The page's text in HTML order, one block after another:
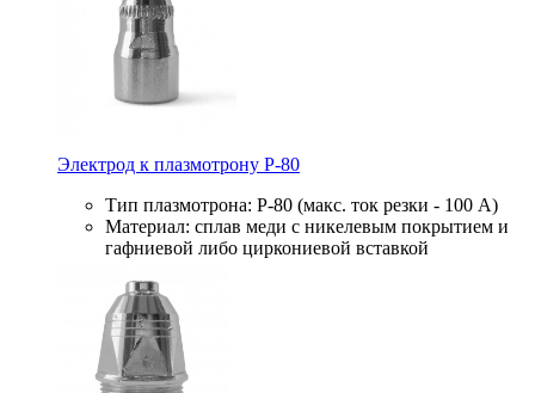
Электрод к плазмотрону P-80
Тип плазмотрона: P-80 (макс. ток резки - 100 А)
Материал: сплав меди с никелевым покрытием и
гафниевой либо циркониевой вставкой